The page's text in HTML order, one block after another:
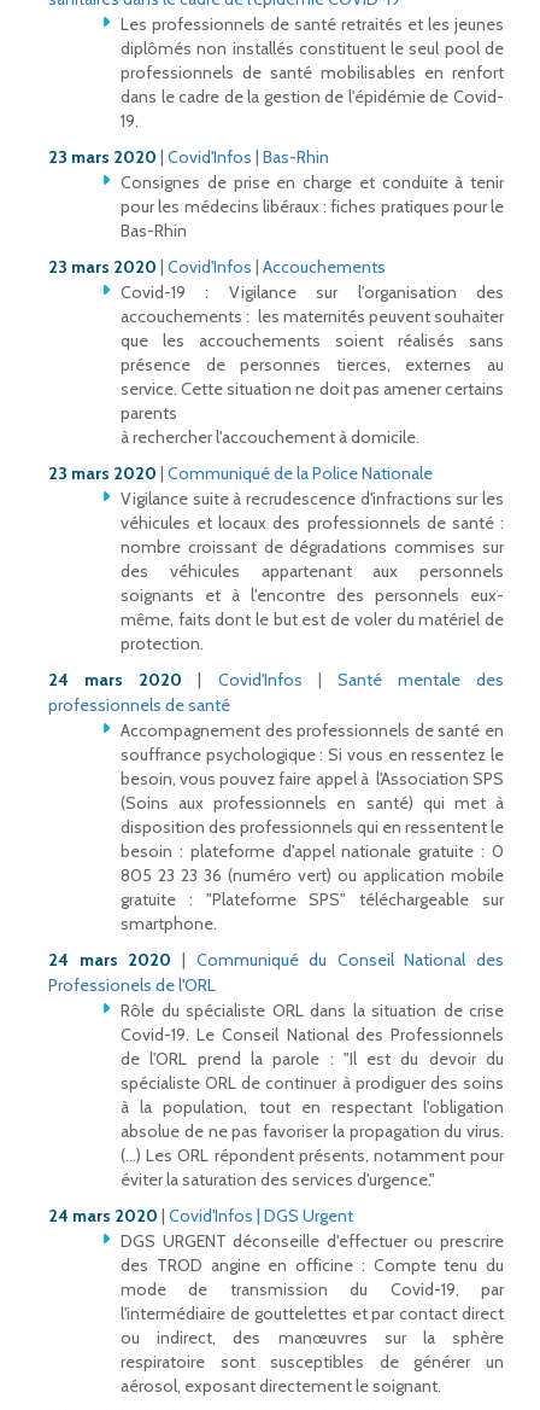
Les professionnels de santé retraités et les jeunes
diplômés non installés constituent le seul pool de
professionnels de santé mobilisables en renfort
dans le cadre de la gestion de l'épidémie de Covid-
19.
23 mars 2020 | Covid'Infos | Bas-Rhin
Consignes de prise en charge et conduite à tenir
pour les médecins libéraux : fiches pratiques pour le
Bas-Rhin
23 mars 2020 | Covid'Infos | Accouchements
Covid-19 : Vigilance sur l'organisation des
accouchements : les maternités peuvent souhaiter
que les accouchements soient réalisés sans
présence de personnes tierces, externes au
service. Cette situation ne doit pas amener certains
parents
à rechercher l'accouchement à domicile.
23 mars 2020 | Communiqué de la Police Nationale
Vigilance suite à recrudescence d'infractions sur les
véhicules et locaux des professionnels de santé :
nombre croissant de dégradations commises sur
des véhicules appartenant aux personnels
soignants et à l'encontre des personnels eux-
même, faits dont le but est de voler du matériel de
protection.
24 mars 2020 | Covid'Infos | Santé mentale des
professionnels de santé
Accompagnement des professionnels de santé en
souffrance psychologique : Si vous en ressentez le
besoin, vous pouvez faire appel à l'Association SPS
(Soins aux professionnels en santé) qui met à
disposition des professionnels qui en ressentent le
besoin : plateforme d'appel nationale gratuite : 0
805 23 23 36 (numéro vert) ou application mobile
gratuite : "Plateforme SPS" téléchargeable sur
smartphone.
24 mars 2020 | Communiqué du Conseil National des
Professionels de l'ORL
Rôle du spécialiste ORL dans la situation de crise
Covid-19. Le Conseil National des Professionnels
de l'ORL prend la parole : "Il est du devoir du
spécialiste ORL de continuer à prodiguer des soins
à la population, tout en respectant l'obligation
absolue de ne pas favoriser la propagation du virus.
(...) Les ORL répondent présents, notamment pour
éviter la saturation des services d'urgence."
24 mars 2020 | Covid'Infos | DGS Urgent
DGS URGENT déconseille d'effectuer ou prescrire
des TROD angine en officine : Compte tenu du
mode de transmission du Covid-19, par
l'intermédiaire de gouttelettes et par contact direct
ou indirect, des manœuvres sur la sphère
respiratoire sont susceptibles de générer un
aérosol, exposant directement le soignant.